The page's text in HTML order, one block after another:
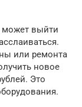
может выйти
или ремонта
новое
Это